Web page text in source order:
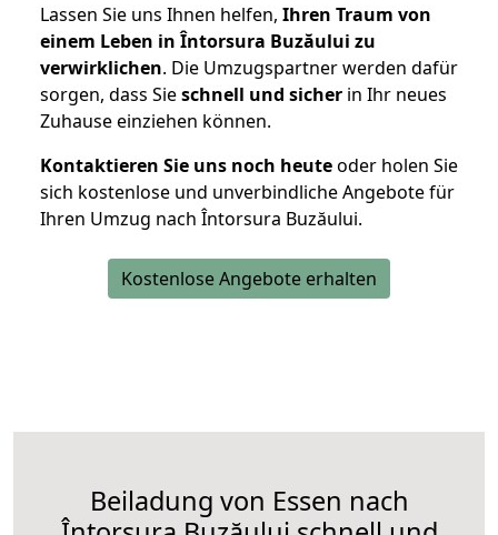
Lassen Sie uns Ihnen helfen, Ihren Traum von
einem Leben in Întorsura Buzăului zu
verwirklichen. Die Umzugspartner werden dafür
sorgen, dass Sieschnell und sicher in Ihr neues
Zuhause einziehen können.
Kontaktieren Sie uns noch heuteoder holen Sie
sich kostenlose und unverbindliche Angebote für
Ihren Umzug nach Întorsura Buzăului.
Kostenlose Angebote erhalten
Beiladung von Essen nach